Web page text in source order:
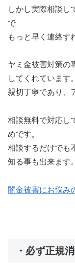
しかし実際相談し
で
もっと早く連絡す
ヤミ金被害対策の
してくれています。
親切丁寧であり、
相談無料で対応し
めです。
相談するだけでも
知る事も出来ます。
闇金被害にお悩み
・必ず正規